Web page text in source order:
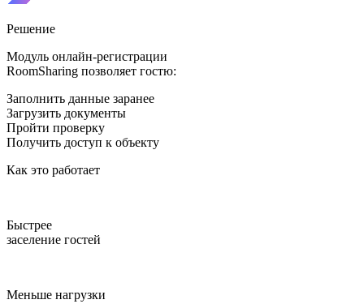
Решение
Модуль онлайн-регистрации
RoomSharing позволяет гостю:
Заполнить данные заранее
Загрузить документы
Пройти проверку
Получить доступ к объекту
Как это работает
Быстрее
заселение гостей
Меньше нагрузки